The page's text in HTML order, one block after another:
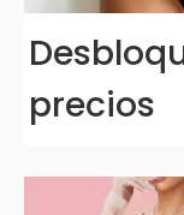
precios